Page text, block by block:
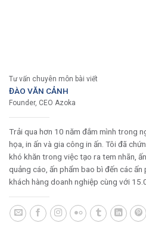
Tư vấn chuyên môn bài viết
ĐÀO VĂN CẢNH
Founder, CEO Azoka
Trải qua hơn 10 năm đắm mình trong
họa, in ấn và gia công in ấn. Tôi đã
khó khăn trong việc tạo ra tem nhãn,
quảng cáo, ấn phẩm bao bì đến các
khách hàng doanh nghiệp cùng với